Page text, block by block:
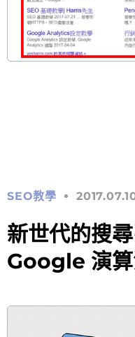
SEO教學
新世代的搜
Google 演